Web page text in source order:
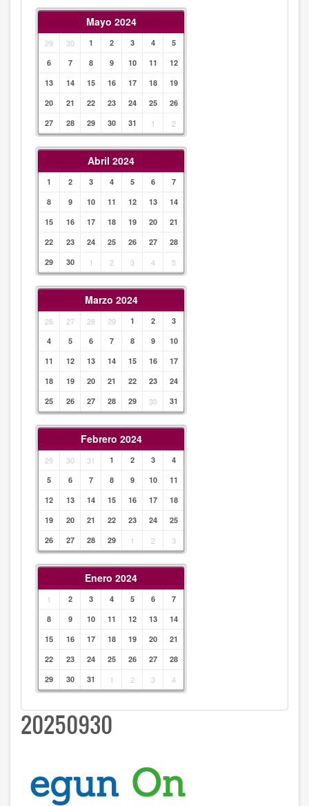
Mayo 2024
29 30 1 2 3 4
5
6
7 8 9 10 11
12
13
14 15 16 17 18
19
20
21 22 23 24 25
26
27
28 29 30 31 1 2
Abril 2024
1 2 3 4 5 6
7
8
9 10 11 12 13
14
15
16 17 18 19 20
21
22
23 24 25 26 27
28
29
30 1 2 3 4 5
Marzo 2024
26 27 28 29 1 2
3
4
5 6 7 8 9
10
11
12 13 14 15 16
17
18
19 20 21 22 23
24
25
26 27 28 29 30 31
Febrero 2024
29 30 31 1 2 3
4
5
6 7 8 9 10
11
12
13 14 15 16 17
18
19
20 21 22 23 24
25
26
27 28 29 1 2 3
Enero 2024
1 2 3 4 5 6
7
8
9 10 11 12 13
14
15
16 17 18 19 20
21
22
23 24 25 26 27
28
29
30 31 1 2 3 4
20250930